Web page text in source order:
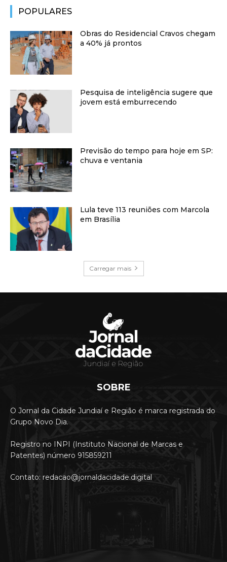
POPULARES
Obras do Residencial Cravos chegam
a 40% já prontos
Pesquisa de inteligência sugere que
jovem está emburrecendo
Previsão do tempo para hoje em SP:
chuva e ventania
Lula teve 113 reuniões com Marcola
em Brasília
Carregar mais
SOBRE
O Jornal da Cidade Jundiaí e Região é marca registrada do
Grupo Novo Dia.
Registro no INPI (Instituto Nacional de Marcas e
Patentes) número 915859211
Contato: redacao@jornaldacidade.digital